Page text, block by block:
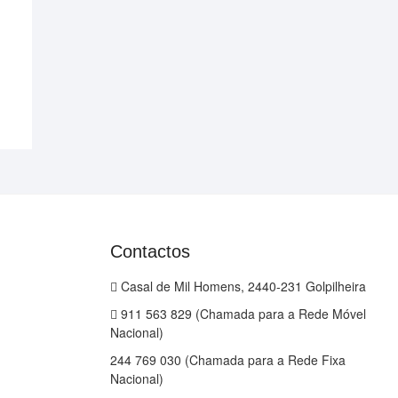
Contactos
Casal de Mil Homens, 2440-231 Golpilheira
911 563 829 (Chamada para a Rede Móvel
Nacional)
244 769 030 (Chamada para a Rede Fixa
Nacional)